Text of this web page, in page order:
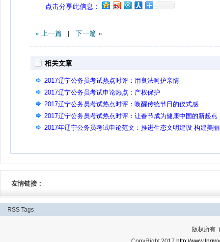
点击分享此信息：
« 上一篇 | 下一篇 »
相关文章
2017辽宁公务员考试热点时评：用良法呵护亲情
2017辽宁公务员考试申论热点：产权保护
2017辽宁公务员考试热点时评：唤醒传统节日的仪式感
2017辽宁公务员考试热点时评：让春节成为健康中国的新起点
2017年辽宁公务员考试申论范文：推进生态文明建设 构建美
友情链接：
RSS Tags
版权所有: